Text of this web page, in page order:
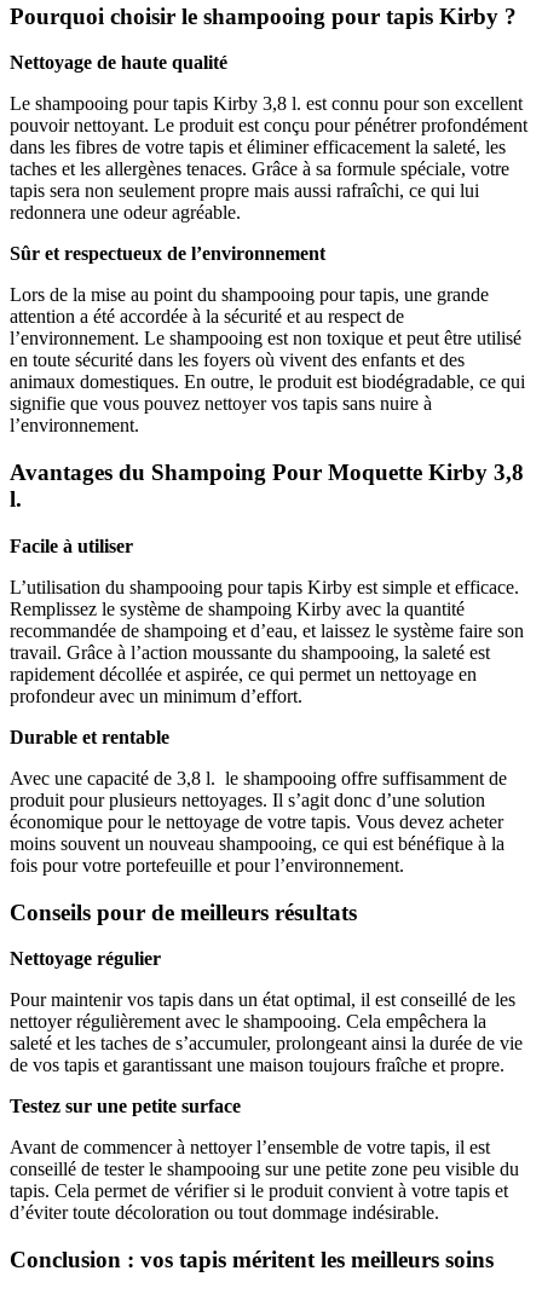
Pourquoi choisir le shampooing pour tapis Kirby ?
Nettoyage de haute qualité
Le shampooing pour tapis Kirby 3,8 l. est connu pour son excellent
pouvoir nettoyant. Le produit est conçu pour pénétrer profondément
dans les fibres de votre tapis et éliminer efficacement la saleté, les
taches et les allergènes tenaces. Grâce à sa formule spéciale, votre
tapis sera non seulement propre mais aussi rafraîchi, ce qui lui
redonnera une odeur agréable.
Sûr et respectueux de l’environnement
Lors de la mise au point du shampooing pour tapis, une grande
attention a été accordée à la sécurité et au respect de
l’environnement. Le shampooing est non toxique et peut être utilisé
en toute sécurité dans les foyers où vivent des enfants et des
animaux domestiques. En outre, le produit est biodégradable, ce qui
signifie que vous pouvez nettoyer vos tapis sans nuire à
l’environnement.
Avantages du Shampoing Pour Moquette Kirby 3,8
l.
Facile à utiliser
L’utilisation du shampooing pour tapis Kirby est simple et efficace.
Remplissez le système de shampoing Kirby avec la quantité
recommandée de shampoing et d’eau, et laissez le système faire son
travail. Grâce à l’action moussante du shampooing, la saleté est
rapidement décollée et aspirée, ce qui permet un nettoyage en
profondeur avec un minimum d’effort.
Durable et rentable
Avec une capacité de 3,8 l. le shampooing offre suffisamment de
produit pour plusieurs nettoyages. Il s’agit donc d’une solution
économique pour le nettoyage de votre tapis. Vous devez acheter
moins souvent un nouveau shampooing, ce qui est bénéfique à la
fois pour votre portefeuille et pour l’environnement.
Conseils pour de meilleurs résultats
Nettoyage régulier
Pour maintenir vos tapis dans un état optimal, il est conseillé de les
nettoyer régulièrement avec le shampooing. Cela empêchera la
saleté et les taches de s’accumuler, prolongeant ainsi la durée de vie
de vos tapis et garantissant une maison toujours fraîche et propre.
Testez sur une petite surface
Avant de commencer à nettoyer l’ensemble de votre tapis, il est
conseillé de tester le shampooing sur une petite zone peu visible du
tapis. Cela permet de vérifier si le produit convient à votre tapis et
d’éviter toute décoloration ou tout dommage indésirable.
Conclusion : vos tapis méritent les meilleurs soins